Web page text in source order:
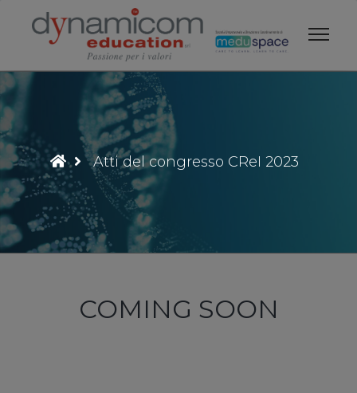
contenuto
Atti del congresso CReI 2023
COMING SOON